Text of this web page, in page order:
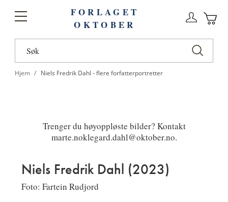
Toggle
FORLAGET
OKTOBER
Hjem Niels Fredrik Dahl - flere forfatterportretter
Trenger du høyoppløste bilder? Kontakt
marte.noklegard.dahl@oktober.no.
Niels Fredrik Dahl (2023)
Foto: Fartein Rudjord